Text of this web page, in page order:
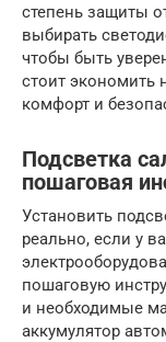
степень защиты
выбирать
чтобы быть
стоит экономить
комфорт и
Подсветка
пошаговая
Установить
реально, если у
пошаговую
и необходимые
аккумулятор